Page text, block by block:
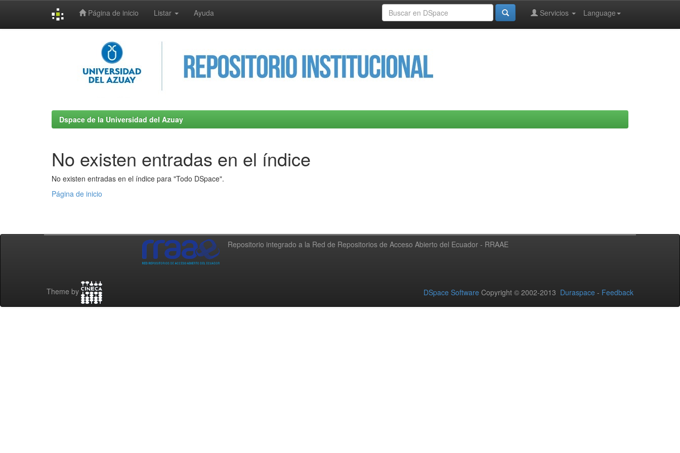
Página de inicio Listar Ayuda Language
Servicios
Dspace de la Universidad del Azuay
No existen entradas en el índice
No existen entradas en el índice para "Todo DSpace".
Página de inicio
Repositorio integrado a la Red de Repositorios de Acceso Abierto del Ecuador - RRAAE
Theme by DSpace Software Copyright © 2002-2013 Duraspace - Feedback